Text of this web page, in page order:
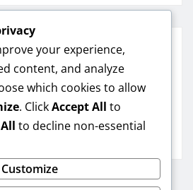
MEDAN
Kerajaan
Ditemukan
your experience,
content, and analyze
which cookies to allow
. ClickAccept All to
to decline non-essential
Customize